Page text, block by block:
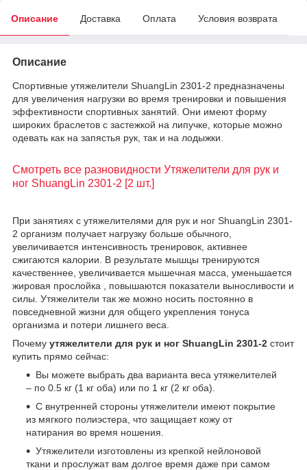
Описание Доставка Оплата Условия возврата
Описание
Спортивные утяжелители ShuangLin 2301-2 предназначены
для увеличения нагрузки во время тренировки и повышения
эффективности спортивных занятий. Они имеют форму
широких браслетов с застежкой на липучке, которые можно
одевать как на запястья рук, так и на лодыжки.
Смотреть все разновидности Утяжелители для рук и
ног ShuangLin 2301-2 [2 шт.]
При занятиях с утяжелителями для рук и ног ShuangLin 2301-
2 организм получает нагрузку больше обычного,
увеличивается интенсивность тренировок, активнее
сжигаются калории. В результате мышцы тренируются
качественнее, увеличивается мышечная масса, уменьшается
жировая прослойка , повышаются показатели выносливости и
силы. Утяжелители так же можно носить постоянно в
повседневной жизни для общего укрепления тонуса
организма и потери лишнего веса.
Почему утяжелители для рук и ног ShuangLin 2301-2 стоит
купить прямо сейчас:
Вы можете выбрать два варианта веса утяжелителей
– по 0.5 кг (1 кг оба) или по 1 кг (2 кг оба).
С внутренней стороны утяжелители имеют покрытие
из мягкого полиэстера, что защищает кожу от
натирания во время ношения.
Утяжелители изготовлены из крепкой нейлоновой
ткани и прослужат вам долгое время даже при самом